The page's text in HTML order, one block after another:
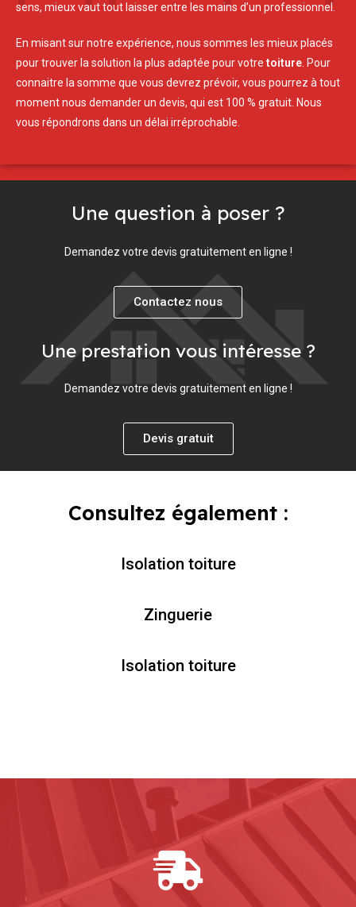
sens, mieux vaut tout laisser entre les mains d’un professionnel.
En misant sur notre expérience, nous sommes les mieux placés
pour trouver la solution la plus adaptée pour votretoiture. Pour
connaitre la somme que vous devrez prévoir, vous pourrez à tout
moment nous demander un devis, qui est 100 % gratuit. Nous
vous répondrons dans un délai irréprochable.
Une question à poser ?
Demandez votre devis gratuitement en ligne !
Contactez nous
Une prestation vous intéresse ?
Demandez votre devis gratuitement en ligne !
Devis gratuit
Consultez également :
Isolation toiture
Zinguerie
Isolation toiture